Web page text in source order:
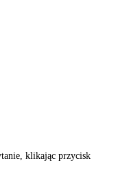
klikając przycisk